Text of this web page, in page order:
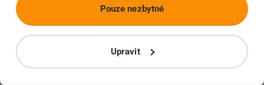
Upravit
Pouze nezbytné